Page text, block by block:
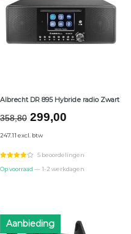
Albrecht DR 895 Hybride radio Zwart
358,80 Oorspronkelijke
was:
€358,80.
299,00Huidige
€299,00.
247.11 excl. btw
5 beoordelingen
Op voorraad — 1-2 werkdagen
Aanbieding